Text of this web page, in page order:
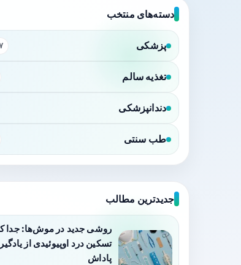
دسته‌های منتخب
پزشکی
تغذیه سالم
دندانپزشکی
طب سنتی
جدیدترین مطالب
روشی جدید در موش‌ها: جدا
تسکین درد اوپیوئیدی از
پاداش